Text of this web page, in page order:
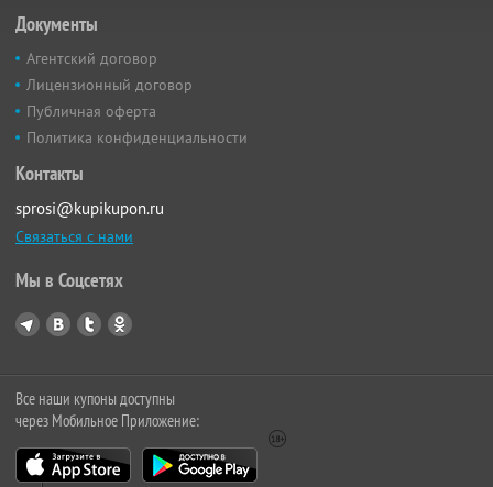
Документы
Агентский договор
Лицензионный договор
Публичная оферта
Политика конфиденциальности
Контакты
sprosi@kupikupon.ru
Связаться с нами
Мы в Соцсетях
Все наши купоны доступны
через Мобильное Приложение: